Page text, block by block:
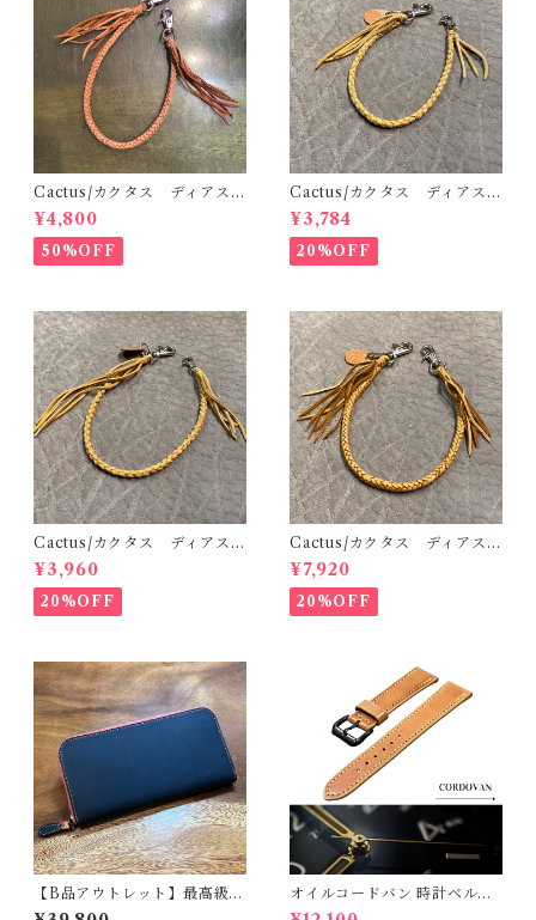
Cactus/カクタス ディアスキ
ンレース（鹿革）8本編みウォ
レットロープ サドル 48cm
手編み 八つ編み
¥4,800
50%OFF
Cactus/カクタス ディアスキ
ンレース（鹿革）4本編みウォ
レットロープ ゴールド 42c
m 手編み 八つ編み
¥3,784
20%OFF
Cactus/カクタス ディアスキ
ンレース（鹿革）4本編みウォ
レットロープ ゴールド 50c
m 手編み 八つ編み
¥3,960
20%OFF
Cactus/カクタス ディアスキ
ンレース（鹿革）8本編みウォ
レットロープ サドル 50cm
手編み 八つ編み
¥7,920
20%OFF
【B品アウトレット】最高級オ
イルレザー ラウンドジップ長
オイルコードバン 時計ベルト
ナチュラル 20mm-18mm